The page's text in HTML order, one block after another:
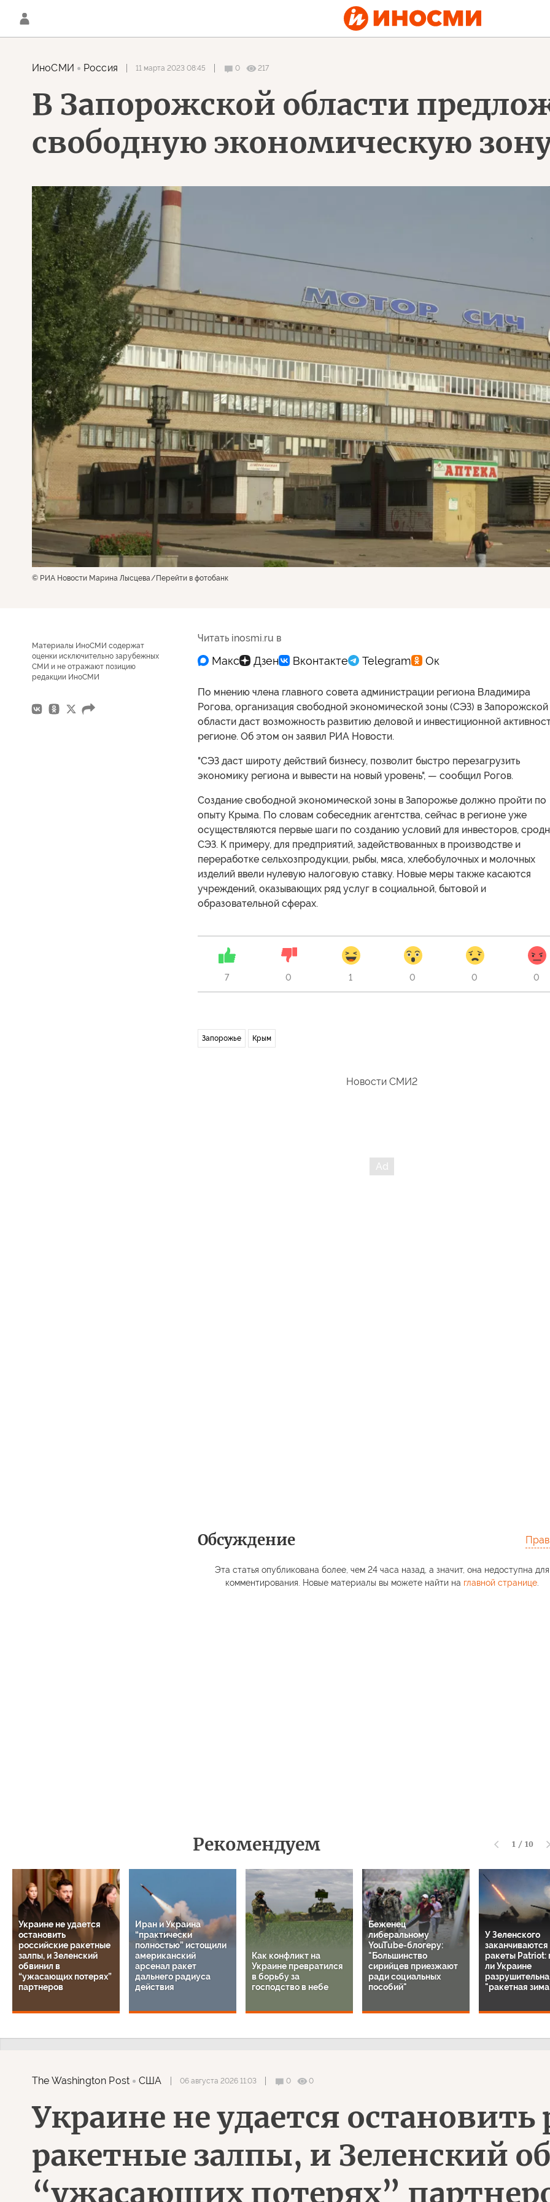
ИноСМИ Россия 11 марта 2023 08:45 0 217
В Запорожской области
свободную экономическую
© РИА Новости Марина Лысцева Перейти в фотобанк
Материалы ИноСМИ содержат
оценки исключительно зарубежных
СМИ и не отражают позицию
редакции ИноСМИ
Читать inosmi.ru в
По мнению члена главного совета администрации региона Владимира
Рогова, организация свободной экономической зоны (СЭЗ) в Запорожской
области даст возможность развитию деловой и инвестиционной
регионе. Об этом он заявил РИА Новости.
"СЭЗ даст широту действий бизнесу, позволит быстро перезагрузить
экономику региона и вывести на новый уровень", — сообщил Рогов.
Создание свободной экономической зоны в Запорожье должно пройти по
опыту Крыма. По словам собеседник агентства, сейчас в регионе уже
осуществляются первые шаги по созданию условий для инвесторов,
СЭЗ. К примеру, для предприятий, задействованных в производстве и
переработке сельхозпродукции, рыбы, мяса, хлебобулочных и молочных
изделий ввели нулевую налоговую ставку. Новые меры также касаются
учреждений, оказывающих ряд услуг в социальной, бытовой и
образовательной сферах.
7 0 1 0 0 0
Запорожье Крым
Новости СМИ2
Обсуждение
Эта статья опубликована более, чем 24 часа назад, а значит, она недоступна для
комментирования. Новые материалы вы можете найти на главной странице.
Рекомендуем 1 / 10
Украине не удается
остановить
российские ракетные
залпы, и Зеленский
обвинил в
“ужасающих потерях”
партнеров
Иран и Украина
“практически
полностью” истощили
американский
арсенал ракет
дальнего радиуса
действия
Как конфликт на
Украине превратился
в борьбу за
господство в небе
Беженец
либеральному
YouTube-блогеру:
"Большинство
сирийцев приезжают
ради социальных
пособий"
У Зеленского
заканчиваются
ракеты Patriot:
ли Украине
"ракетная
The Washington Post США 06 августа 2026 11:03 0 0
Украине не удается остановить
ракетные залпы, и Зеленский
“ужасающих потерях”